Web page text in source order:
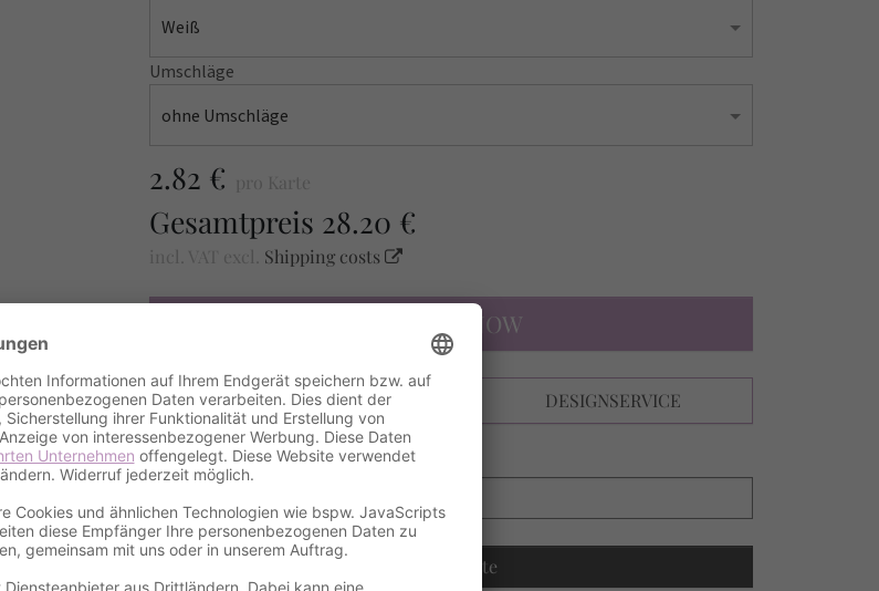
Weiß
Umschläge
ohne Umschläge
2.82 € pro Karte
Gesamtpreis 28.20 €
incl. VAT excl. Shipping costs
DESIGN NOW
MUSTER BESTELLEN DESIGNSERVICE
Amount / Anzahl
Recalculate